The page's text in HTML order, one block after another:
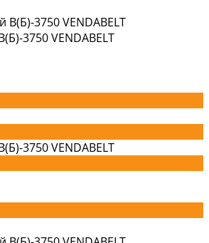
3750 VENDABELT
3750 VENDABELT